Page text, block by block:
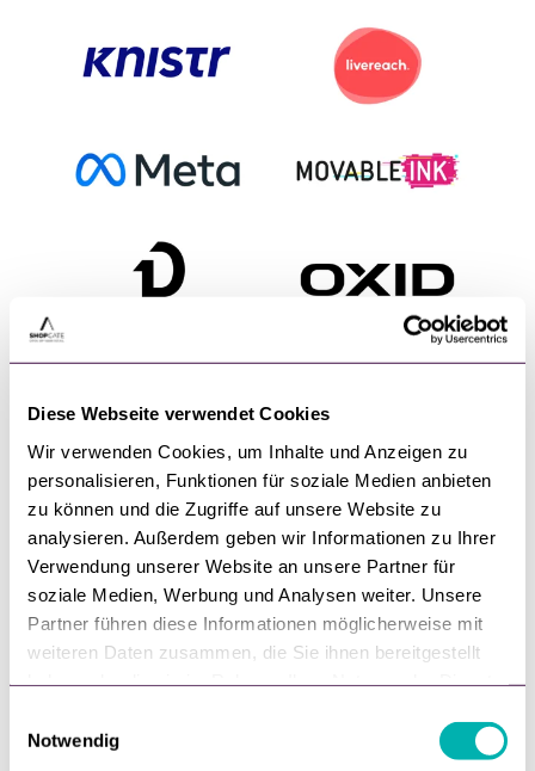
Diese Webseite verwendet Cookies
Wir verwenden Cookies, um Inhalte und Anzeigen zu
personalisieren, Funktionen für soziale Medien anbieten
zu können und die Zugriffe auf unsere Website zu
analysieren. Außerdem geben wir Informationen zu Ihrer
Verwendung unserer Website an unsere Partner für
soziale Medien, Werbung und Analysen weiter. Unsere
Partner führen diese Informationen möglicherweise mit
weiteren Daten zusammen, die Sie ihnen bereitgestellt
Notwendig